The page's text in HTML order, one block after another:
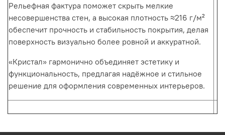
Рельефная фактура поможет скрыть мелкие
несовершенства стен, а высокая плотность ≈216 г/м²
обеспечит прочность и стабильность покрытия, делая
поверхность визуально более ровной и аккуратной.
«Кристал» гармонично объединяет эстетику и
функциональность, предлагая надёжное и стильное
решение для оформления современных интерьеров.